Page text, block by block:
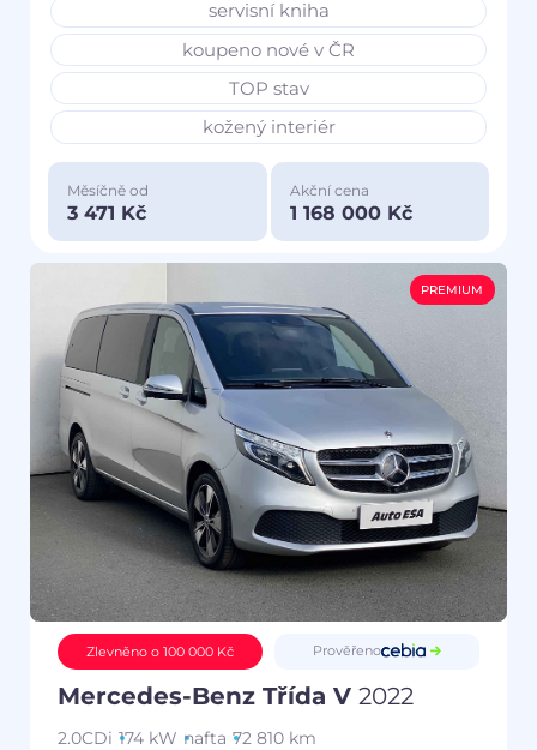
servisní kniha
koupeno nové v ČR
TOP stav
kožený interiér
Měsíčně od
3 471 Kč
Akční cena
1 168 000 Kč
PREMIUM
Zlevněno o 100 000 Kč Prověřeno
Mercedes-Benz Třída V 2022
2.0CDi 174 kW nafta 72 810 km